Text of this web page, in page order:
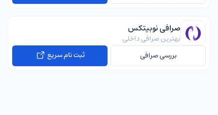
صرافی نوبیتکس
بهترین صرافی داخلی
بررسی صرافی
ثبت نام سریع